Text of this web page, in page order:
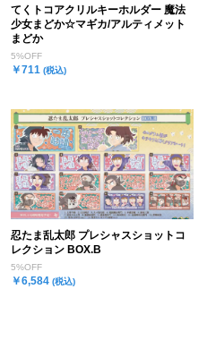
てくトコアクリルキーホルダー 魔法
少女まどか☆マギカ/アルティメット
まどか
5%OFF
￥711 (税込)
忍たま乱太郎 プレシャスショットコ
レクション BOX.B
5%OFF
￥6,584 (税込)